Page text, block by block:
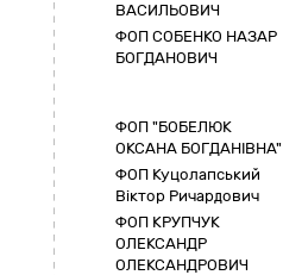
ВАСИЛЬОВИЧ
ФОП СОБЕНКО НАЗАР
БОГДАНОВИЧ
ФОП "БОБЕЛЮК
ОКСАНА БОГДАНІВНА"
ФОП Куцолапський
Віктор Ричардович
ФОП КРУПЧУК
ОЛЕКСАНДР
ОЛЕКСАНДРОВИЧ